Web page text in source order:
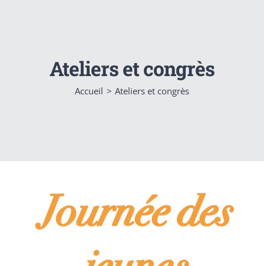
Ateliers et congrès
Accueil Ateliers et congrès